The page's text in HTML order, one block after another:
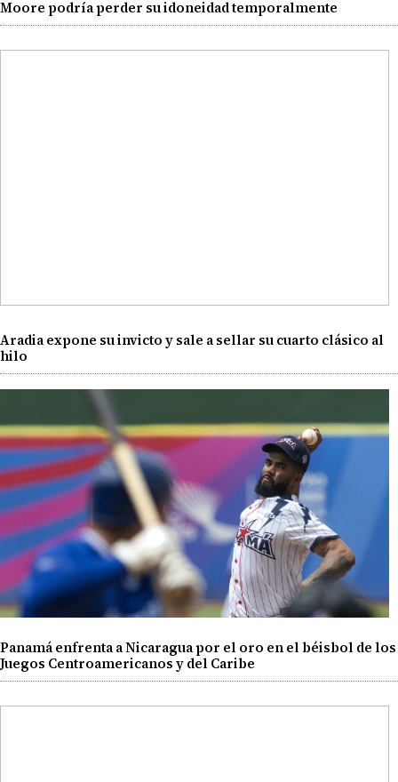
Moore podría perder su idoneidad temporalmente
Aradia expone su invicto y sale a sellar su cuarto clásico al
hilo
Panamá enfrenta a Nicaragua por el oro en el béisbol de los
Juegos Centroamericanos y del Caribe